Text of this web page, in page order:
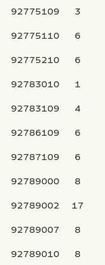
92775109
3
92775110
6
92775210
6
92783010
1
92783109
4
92786109
6
92787109
6
92789000
8
92789002
17
92789007
8
92789010
8